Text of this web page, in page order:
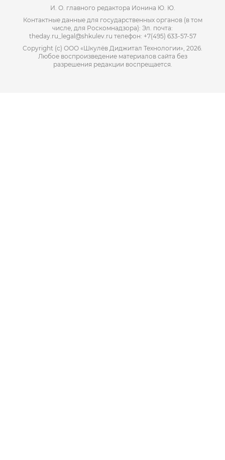
И. О. главного редактора Ионина Ю. Ю.
Контактные данные для государственных органов (в том
числе, для Роскомнадзора): Эл. почта:
theday.ru_legal@shkulev.ru телефон: +7(495) 633-57-57
Copyright (с) ООО «Шкулёв Диджитал Технологии», 2026.
Любое воспроизведение материалов сайта без
разрешения редакции воспрещается.